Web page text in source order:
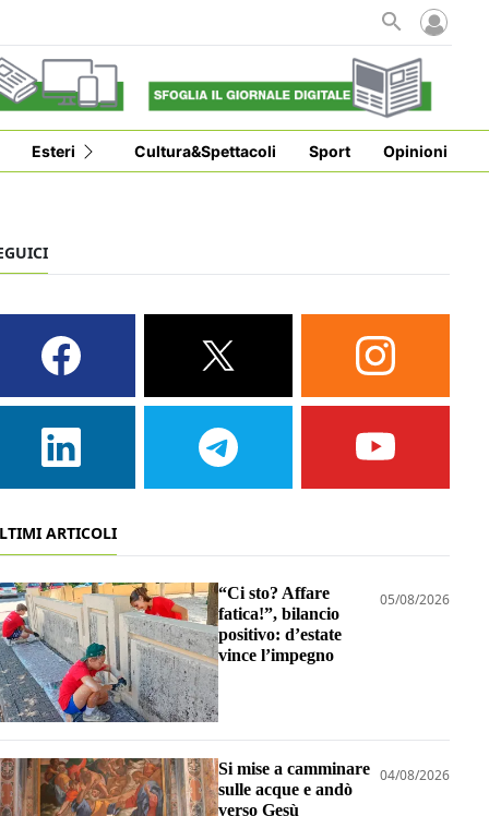
Esteri Cultura&Spettacoli Sport Opinioni
ARTICOLI
“Ci sto? Affare
fatica!”, bilancio
positivo: d’estate
vince l’impegno
05/08/2026
Si mise a camminare
sulle acque e andò
verso Gesù
04/08/2026